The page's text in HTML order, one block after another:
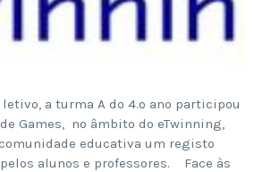
a turma A do 4.º ano participou
Games, no âmbito do eTwinning,
educativa um registo
alunos e professores. Face às